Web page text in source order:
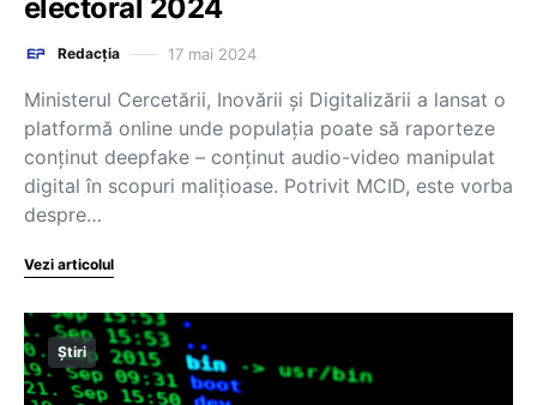
electoral 2024
Redacția 17 mai 2024
Ministerul Cercetării, Inovării și Digitalizării a lansat o
platformă online unde populația poate să raporteze
conținut deepfake – conținut audio-video manipulat
digital în scopuri malițioase. Potrivit MCID, este vorba
despre…
Vezi articolul
Știri